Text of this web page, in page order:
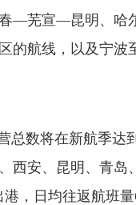
春—芜宣—昆明、
的航线，以及宁波
总数将在新航季达
西安、昆明、青
港，日均往返航班